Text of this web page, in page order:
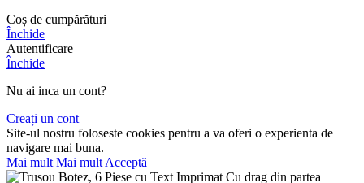
Coș de cumpărături
Închide
Autentificare
Închide
Nu ai inca un cont?
Creați un cont
Site-ul nostru foloseste cookies pentru a va oferi o experienta de
navigare mai buna.
Mai mult Mai mult Acceptă